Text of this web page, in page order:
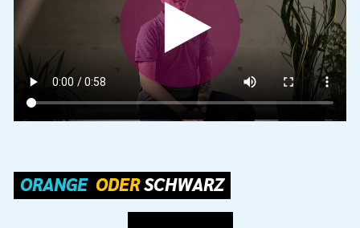
ORANGE ODER SCHWARZ